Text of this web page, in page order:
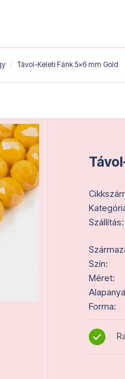
Távol-Keleti Fánk 5x6 mm Gold
Szállítás:
Szín:
Méret:
Forma: